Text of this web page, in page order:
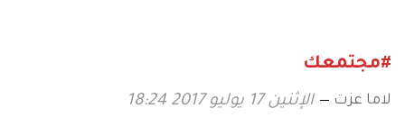
#مجتمعك
لاما عزت الإثنين 17 يوليو 2017 18:24